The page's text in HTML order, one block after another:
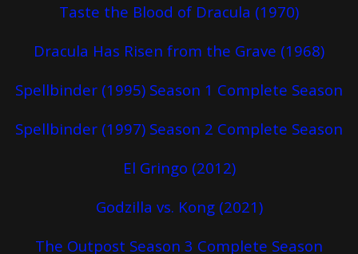
Taste the Blood of Dracula (1970)
Dracula Has Risen from the Grave (1968)
Spellbinder (1995) Season 1 Complete Season
Spellbinder (1997) Season 2 Complete Season
El Gringo (2012)
Godzilla vs. Kong (2021)
The Outpost Season 3 Complete Season